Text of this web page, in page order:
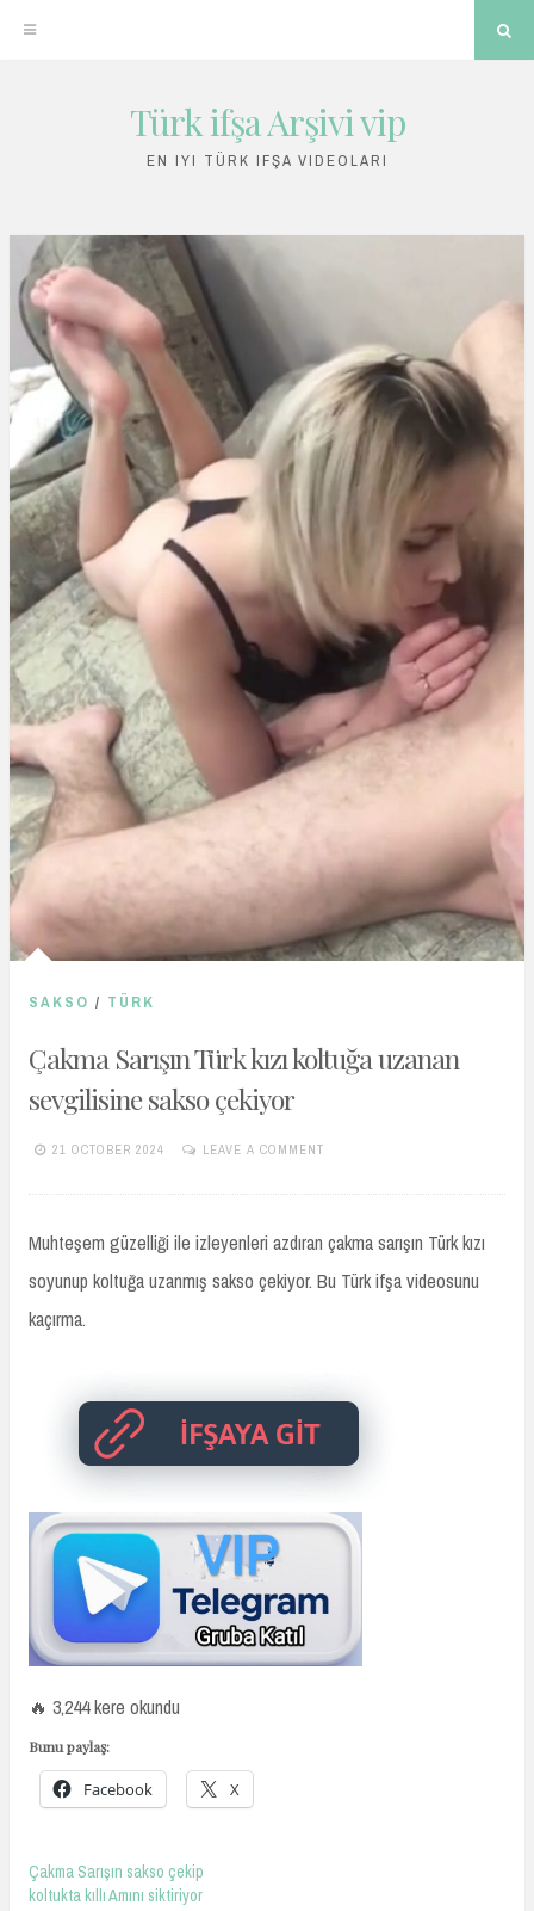
Türk ifşa Arşivi vip
EN IYI TÜRK IFŞA VIDEOLARI
SAKSO / TÜRK
Çakma Sarışın Türk kızı koltuğa uzanan
sevgilisine sakso çekiyor
21 OCTOBER 2024
LEAVE A COMMENT
Muhteşem güzelliği ile izleyenleri azdıran çakma sarışın Türk kızı
soyunup koltuğa uzanmış sakso çekiyor. Bu Türk ifşa videosunu
kaçırma.
🔥 3,244 kere okundu
Bunu paylaş:
Facebook X
Çakma Sarışın sakso çekip
koltukta kıllı Amını siktiriyor